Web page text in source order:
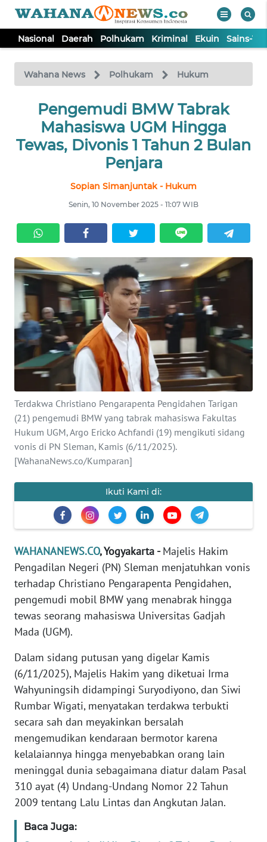
Nasional Daerah Polhukam Kriminal Ekuin Sains-
Wahana News Polhukam Hukum
Pengemudi BMW Tabrak
Mahasiswa UGM Hingga
Tewas, Divonis 1 Tahun 2 Bulan
Penjara
Sopian Simanjuntak - Hukum
Senin, 10 November 2025 - 11:07 WIB
Terdakwa Christiano Pengarapenta Pengidahen Tarigan
(21) pengemudi BMW yang tabrak mahasiswa Fakultas
Hukum UGM, Argo Ericko Achfandi (19) mengikuti sidang
vonis di PN Sleman, Kamis (6/11/2025).
[WahanaNews.co/Kumparan]
Ikuti Kami di:
WAHANANEWS.CO, Yogyakarta -Majelis Hakim
Pengadilan Negeri (PN) Sleman menjatuhkan vonis
terhadap Christiano Pengarapenta Pengidahen,
pengemudi mobil BMW yang menabrak hingga
tewas seorang mahasiswa Universitas Gadjah
Mada (UGM).
Dalam sidang putusan yang digelar Kamis
(6/11/2025), Majelis Hakim yang diketuai Irma
Wahyuningsih didampingi Suryodiyono, dan Siwi
Rumbar Wigati, menyatakan terdakwa terbukti
secara sah dan meyakinkan bersalah
mengemudikan kendaraan bermotor karena
kelalaiannya hingga menyebabkan orang lain
meninggal dunia sebagaimana diatur dalam Pasal
310 ayat (4) Undang-Undang Nomor 22 Tahun
2009 tentang Lalu Lintas dan Angkutan Jalan.
Baca Juga:
TV
Tutup
NASIONAL
DAERAH
EKUIN
SAINS-TEKNO
KESEHATAN
INTERNASIONAL
SERBA-SERBI
PENDIDIKAN
OLAHRAGA
EDITORIAL
INDEKS
BERITA
KONTAK
KAMI
INFO
TENTANG
KAMI
PEDOMAN
MEDIA
SIBER
REDAKSI
KARIR